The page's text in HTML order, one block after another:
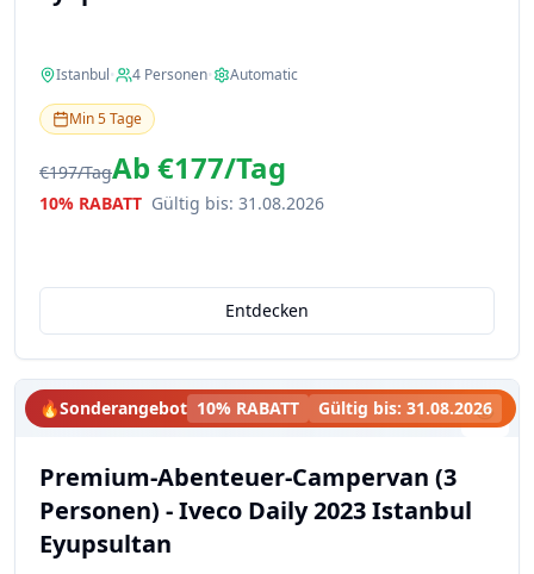
Istanbul• 4 Personen• Automatic
Min5Tage
€197/TagAb €177/Tag
10% RABATT Gültig bis: 31.08.2026
Entdecken
🔥Sonderangebot 10% RABATT Gültig bis: 31.08.2026
Premium-Abenteuer-Campervan (3
Personen) - Iveco Daily 2023 Istanbul
Eyupsultan